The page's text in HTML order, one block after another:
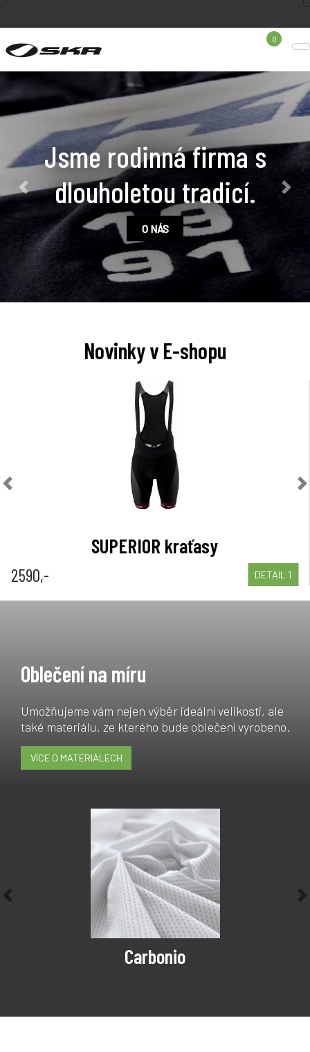
0
Vše, co na sebe potřebujete,
najdete na e-shopu.
i na míru!
E-SHOP
Previous Next
Novinky v E-shopu
SUPERIOR dres krátký rukáv
2300,-
MAE spodní kraťasy
890,- DETAIL
Previous
Oblečení na míru
Umožňujeme vám nejen výběr ideální velikosti, ale
také materiálu, ze kterého bude oblečení vyrobeno.
VÍCE O MATERIÁLECH
Carbonio
Previous